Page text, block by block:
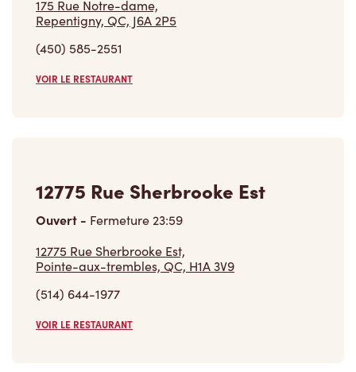
(450) 585-2551
VOIR LE RESTAURANT
Ouvert- Fermeture23:59
12775 Rue Sherbrooke Est,
Pointe-aux-trembles, QC, H1A 3V9
(514) 644-1977
VOIR LE RESTAURANT